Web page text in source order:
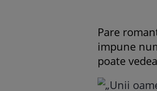
Pare
impune
poate